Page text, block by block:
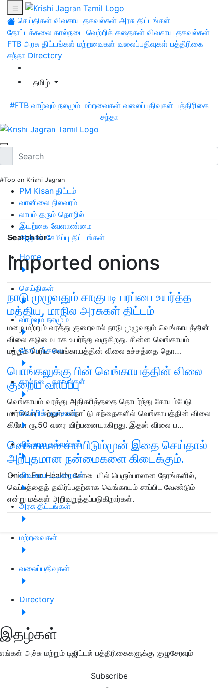
செய்திகள் விவசாய தகவல்கள் அரசு திட்டங்கள்
தோட்டக்கலை கால்நடை வெற்றிக் கதைகள் விவசாய தகவல்கள்
FTB அரசு திட்டங்கள் மற்றவைகள் வலைப்பதிவுகள் பத்திரிகை
சந்தா Directory
தமிழ்
#FTB வாழ்வும் நலமும் மற்றவைகள் வலைப்பதிவுகள் பத்திரிகை
சந்தா
#Top on Krishi Jagran
PM Kisan திட்டம்
வானிலை நிலவரம்
லாபம் தரும் தொழில்
இயற்கை வேளாண்மை
அஞ்சல் சேமிப்பு திட்டங்கள்
Home
செய்திகள்
வாழ்வும் நலமும்
தோட்டக்கலை
கால்நடை தகவல்கள்
வெற்றிக் கதைகள்
விவசாய தகவல்கள்
விவசாய பட்டறைகள்
அரசு திட்டங்கள்
மற்றவைகள்
வலைப்பதிவுகள்
Directory
இதழ்கள்
எங்கள் அச்சு மற்றும் டிஜிட்டல் பத்திரிகைகளுக்கு குழுசேரவும்
Subscribe
Search for:
Imported onions
நாடு முழுவதும் சாகுபடி பரப்பை உயர்த்த
மத்திய, மாநில அரசுகள் திட்டம்
மழை மற்றும் வரத்து குறைவால் நாடு முழுவதும் வெங்காயத்தின்
விலை கடுமையாக உயர்ந்து வருகிறது. சின்ன வெங்காயம்
மற்றும் பெரிய வெங்காயத்தின் விலை உச்சத்தை தொ…
பொங்கலுக்கு பின் வெங்காயத்தின் விலை
குறைய வாய்ப்பு
வெங்காயம் வரத்து அதிகரித்ததை தொடர்ந்து கோயம்பேடு
மார்க்கெட் மற்றும் உள்நாட்டு சந்தைகளில் வெங்காயத்தின் விலை
கிலோ ரூ.50 வரை விற்பனையாகிறது. இதன் விலை ப…
வெங்காயம் சாப்பிடும்முன் இதை செய்தால்
அற்புதமான நன்மைகளை கிடைக்கும்.
Onion For Health: கோடையில் பெரும்பாலான நேரங்களில்,
வெப்பத்தைத் தவிர்ப்பதற்காக வெங்காயம் சாப்பிட வேண்டும்
என்று மக்கள் அறிவுறுத்தப்படுகிறார்கள்.